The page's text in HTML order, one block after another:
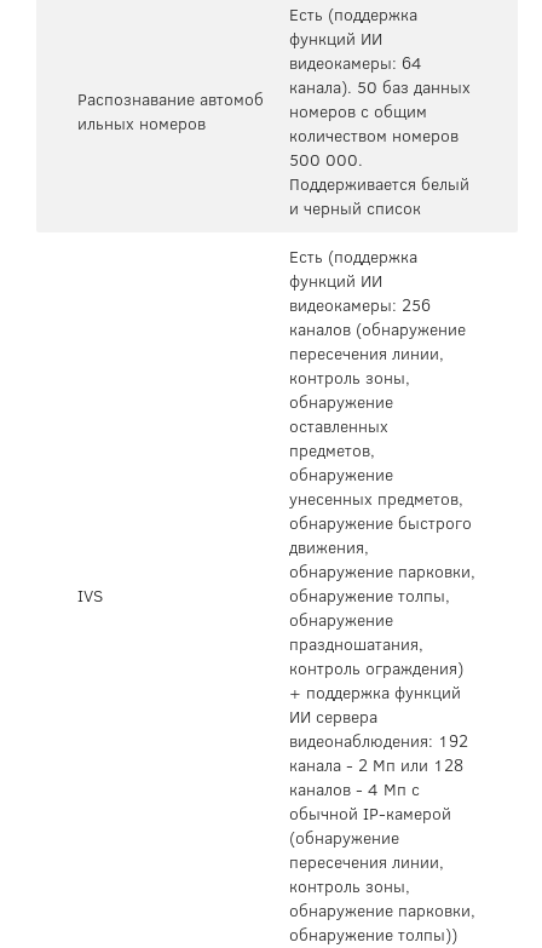
Распознавание автомоб
ильных номеров
Есть (поддержка
функций ИИ
видеокамеры: 64
канала). 50 баз данных
номеров с общим
количеством номеров
500 000.
Поддерживается белый
и черный список
IVS
Есть (поддержка
функций ИИ
видеокамеры: 256
каналов (обнаружение
пересечения линии,
контроль зоны,
обнаружение
оставленных
предметов,
обнаружение
унесенных предметов,
обнаружение быстрого
движения,
обнаружение парковки,
обнаружение толпы,
обнаружение
праздношатания,
контроль ограждения)
+ поддержка функций
ИИ сервера
видеонаблюдения: 192
канала - 2 Мп или 128
каналов - 4 Мп с
обычной IP-камерой
(обнаружение
пересечения линии,
контроль зоны,
обнаружение парковки,
обнаружение толпы))